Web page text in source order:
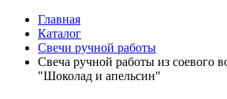
Главная
Каталог
Свечи ручной работы
Свеча ручной работы из соевого
"Шоколад и апельсин"